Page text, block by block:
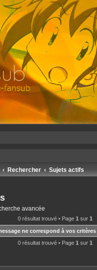
Rechercher Sujets actifs
avancée
0 résultat trouvé • Page 1 sur 1
ne correspond à vos critères
0 résultat trouvé • Page 1 sur 1